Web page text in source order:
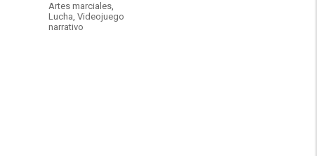
Artes marciales,
Lucha, Videojuego
narrativo